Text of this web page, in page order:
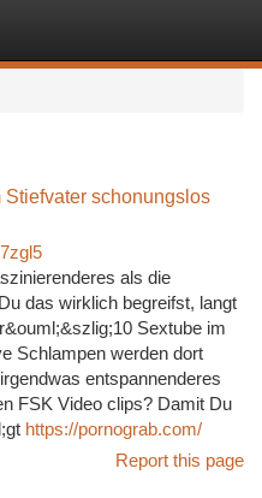
schonungslos
als die
das wirklich begreifst, langt
Sextube im
Schlampen werden dort
entspannenderes
FSK Video clips? Damit Du
https://pornograb.com/
Report this page